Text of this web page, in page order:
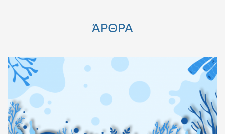
ΆΡΘΡΑ